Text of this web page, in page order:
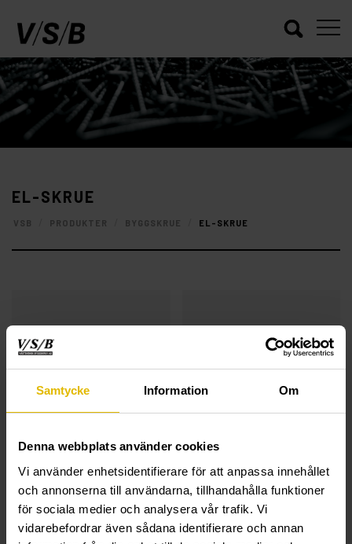
Samtycke Information Om
Denna webbplats använder cookies
Vi använder enhetsidentifierare för att anpassa innehållet
och annonserna till användarna, tillhandahålla funktioner
för sociala medier och analysera vår trafik. Vi
vidarebefordrar även sådana identifierare och annan
EL-SKRUE
VSB PRODUKTER BYGGSKRUE EL-SKRUE
EL-LEKTESKRUE
til trelekt
EL-SKRUE
(PH) til trelekt